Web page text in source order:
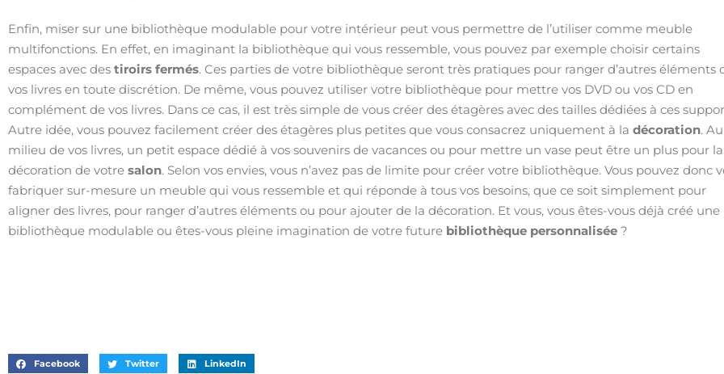
Enfin, miser sur une bibliothèque modulable pour votre intérieur peut vous permettre de l’utiliser comme meuble
multifonctions. En effet, en imaginant la bibliothèque qui vous ressemble, vous pouvez par exemple choisir certains
espaces avec des tiroirs fermés. Ces parties de votre bibliothèque seront très pratiques pour ranger d’autres éléments
vos livres en toute discrétion. De même, vous pouvez utiliser votre bibliothèque pour mettre vos DVD ou vos CD en
complément de vos livres. Dans ce cas, il est très simple de vous créer des étagères avec des tailles dédiées à ces
Autre idée, vous pouvez facilement créer des étagères plus petites que vous consacrez uniquement à la décoration. Au
milieu de vos livres, un petit espace dédié à vos souvenirs de vacances ou pour mettre un vase peut être un plus pour la
décoration de votre salon. Selon vos envies, vous n’avez pas de limite pour créer votre bibliothèque. Vous pouvez donc
fabriquer sur-mesure un meuble qui vous ressemble et qui réponde à tous vos besoins, que ce soit simplement pour
aligner des livres, pour ranger d’autres éléments ou pour ajouter de la décoration. Et vous, vous êtes-vous déjà créé une
bibliothèque modulable ou êtes-vous pleine imagination de votre future bibliothèque personnalisée ?
Facebook Twitter LinkedIn